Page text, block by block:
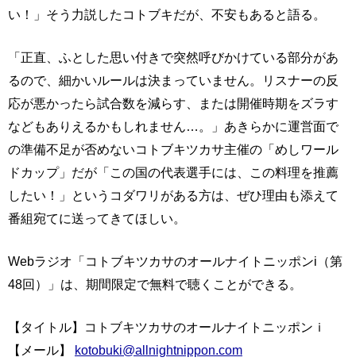
い！」そう力説したコトブキだが、不安もあると語る。
「正直、ふとした思い付きで突然呼びかけている部分があ
るので、細かいルールは決まっていません。リスナーの反
応が悪かったら試合数を減らす、または開催時期をズラす
などもありえるかもしれません…。」あきらかに運営面で
の準備不足が否めないコトブキツカサ主催の「めしワール
ドカップ」だが「この国の代表選手には、この料理を推薦
したい！」というコダワリがある方は、ぜひ理由も添えて
番組宛てに送ってきてほしい。
Webラジオ「コトブキツカサのオールナイトニッポンi（第
48回）」は、期間限定で無料で聴くことができる。
【タイトル】コトブキツカサのオールナイトニッポンｉ
【メール】 kotobuki@allnightnippon.com